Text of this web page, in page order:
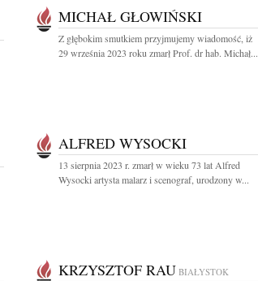
MICHAŁ GŁOWIŃSKI
Z głębokim smutkiem przyjmujemy wiadomość, iż
29 września 2023 roku zmarł Prof. dr hab. Michał...
ALFRED WYSOCKI
13 sierpnia 2023 r. zmarł w wieku 73 lat Alfred
Wysocki artysta malarz i scenograf, urodzony w...
KRZYSZTOF RAU BIAŁYSTOK